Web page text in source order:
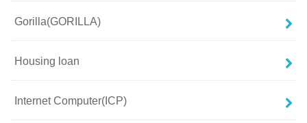
Gorilla(GORILLA)
Housing loan
Internet Computer(ICP)